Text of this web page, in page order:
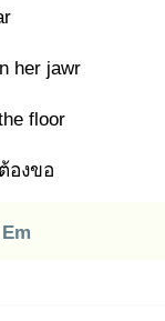
her jawr
floor
องขอ
Em